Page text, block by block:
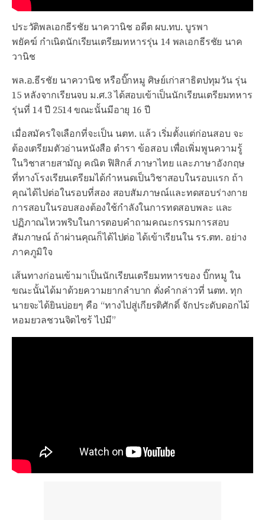
ประวัติพลเอกธีรชัย นาควานิช อดีต ผบ.ทบ. บูรพา
พยัคฆ์ กำเนิดนักเรียนเตรียมทหารรุ่น 14 พลเอกธีรชัย นาค
วานิช
พล.อ.ธีรชัย นาควานิช หรือบิ๊กหมู ศิษย์เก่าสาธิตปทุมวัน รุ่น
15 หลังจากเรียนจบ ม.ศ.3 ได้สอบเข้าเป็นนักเรียนเตรียมทหาร
รุ่นที่ 14 ปี 2514 ขณะนั้นมีอายุ 16 ปี
เมื่อสมัครใจเลือกที่จะเป็น นตท. แล้ว เริ่มตั้งแต่ก่อนสอบ จะ
ต้องเตรียมตัวอ่านหนังสือ ตำรา ข้อสอบ เพื่อเพิ่มพูนความรู้
ในวิชาสายสามัญ คณิต ฟิสิกส์ ภาษาไทย และภาษาอังกฤษ
ที่ทางโรงเรียนเตรียมได้กำหนดเป็นวิชาสอบในรอบแรก ถ้า
คุณได้ไปต่อในรอบที่สอง สอบสัมภาษณ์และทดสอบร่างกาย
การสอบในรอบสองต้องใช้กำลังในการทดสอบพละ และ
ปฏิภาณไหวพริบในการตอบคำถามคณะกรรมการสอบ
สัมภาษณ์ ถ้าผ่านคุณก็ได้ไปต่อ ได้เข้าเรียนใน รร.ตท. อย่าง
ภาคภูมิใจ
เส้นทางก่อนเข้ามาเป็นนักเรียนเตรียมทหารของ บิ๊กหมู ใน
ขณะนั้นได้มาด้วยความยากลำบาก ดั่งคำกล่าวที่ นตท. ทุก
นายจะได้ยินบ่อยๆ คือ “ทางไปสู่เกียรติศักดิ์ จักประดับดอกไม้
หอมยวลชวนจิตไซร้ ไป่มี”